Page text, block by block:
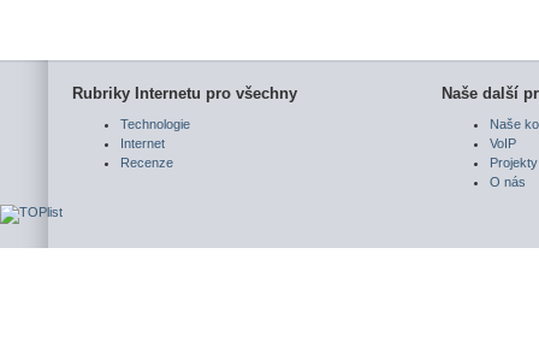
Rubriky Internetu pro všechny
Technologie
Internet
Recenze
Naše další
Naše
VoIP
Projekty
O nás